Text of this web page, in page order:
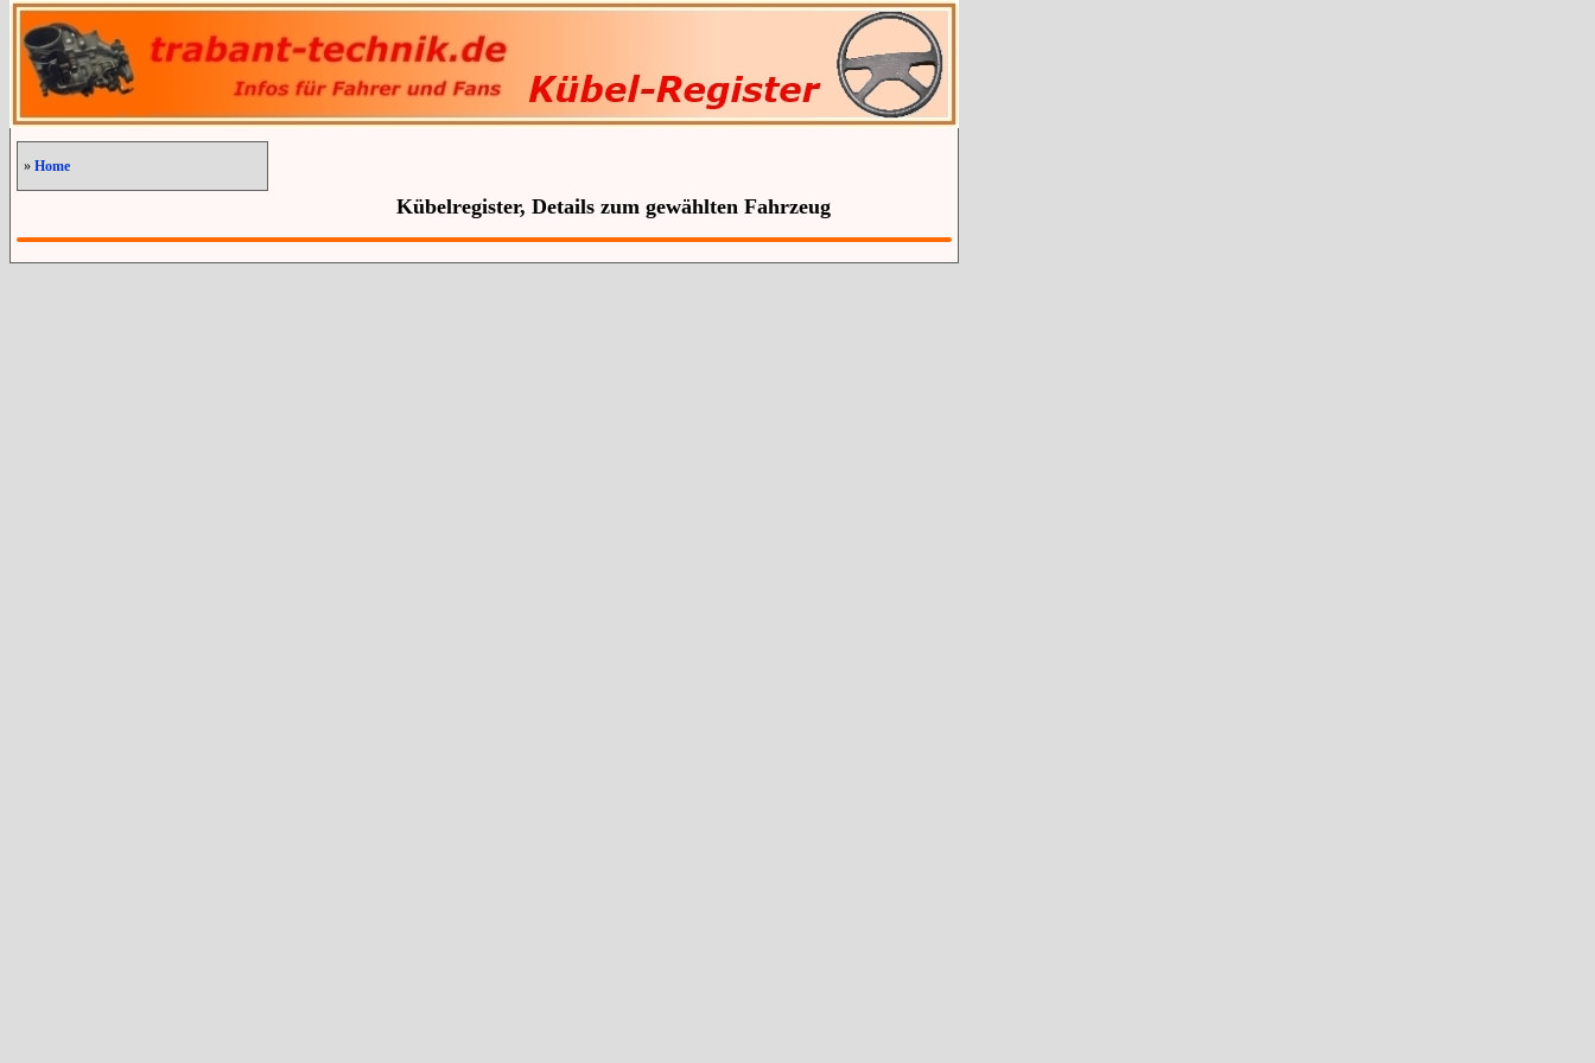
» Home
Kübelregister, Details zum gewählten Fahrzeug